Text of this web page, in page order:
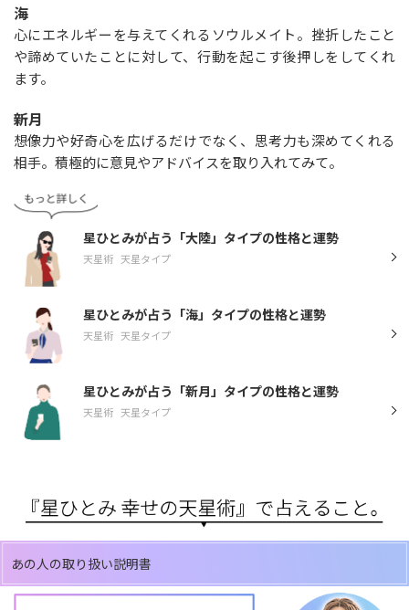
海
心にエネルギーを与えてくれるソウルメイト。挫折したこと
や諦めていたことに対して、行動を起こす後押しをしてくれ
ます。
新月
想像力や好奇心を広げるだけでなく、思考力も深めてくれる
相手。積極的に意見やアドバイスを取り入れてみて。
星ひとみが占う「大陸」タイプの性格と運勢
天星術 天星タイプ
星ひとみが占う「海」タイプの性格と運勢
天星術 天星タイプ
星ひとみが占う「新月」タイプの性格と運勢
天星術 天星タイプ
あの人の取り扱い説明書